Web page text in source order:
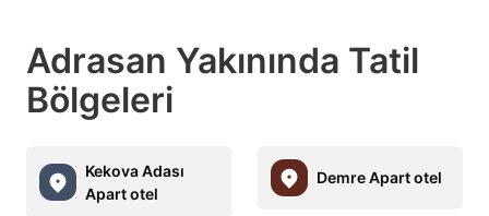
Adrasan Yakınında Tatil
Bölgeleri
Kekova Adası
Apart otel
Demre Apart otel